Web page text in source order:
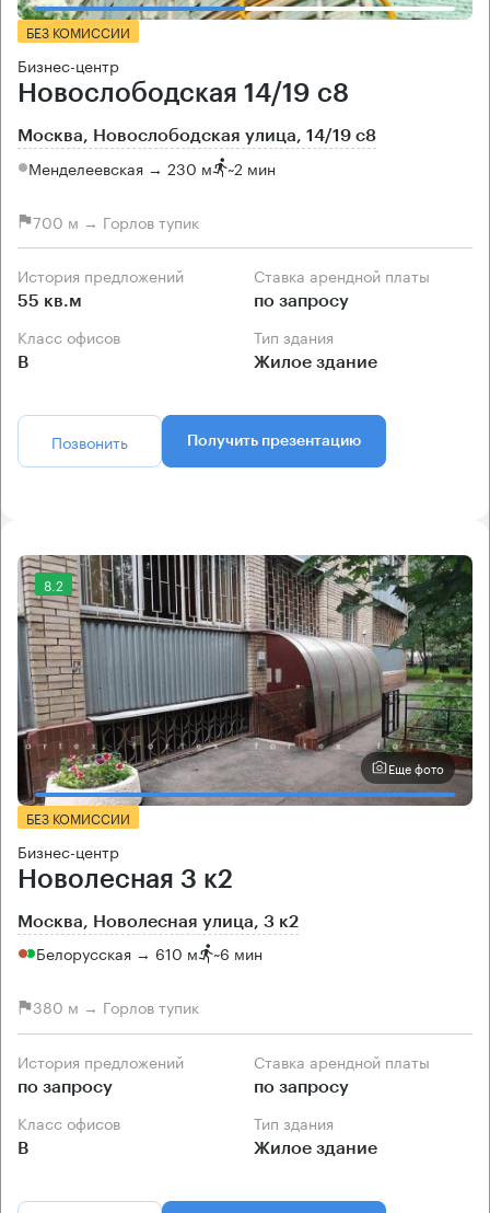
БЕЗ КОМИССИИ
Бизнес-центр
Новослободская 14/19 с8
Москва, Новослободская улица, 14/19 с8
Менделеевская → 230 м ~2 мин
700 м → Горлов тупик
История предложений
55 кв.м
Ставка арендной платы
по запросу
Класс офисов
B
Тип здания
Жилое здание
Позвонить Получить презентацию
8.2
Еще фото
БЕЗ КОМИССИИ
Бизнес-центр
Новолесная 3 к2
Москва, Новолесная улица, 3 к2
Белорусская → 610 м ~6 мин
380 м → Горлов тупик
История предложений
по запросу
Ставка арендной платы
по запросу
Класс офисов
B
Тип здания
Жилое здание